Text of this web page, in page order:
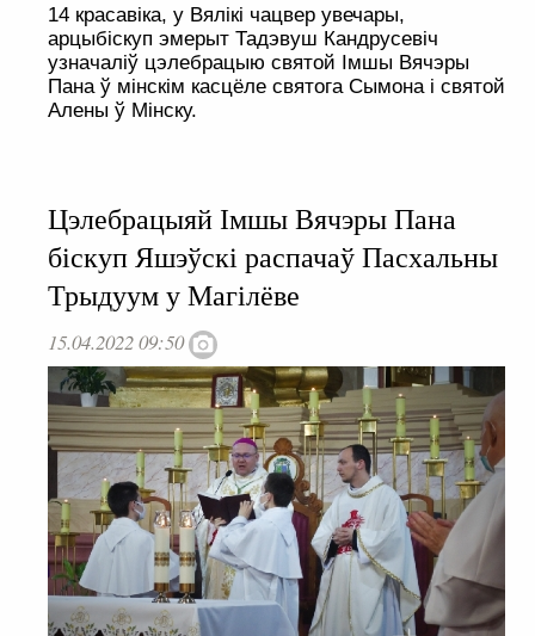
14 красавіка, у Вялікі чацвер увечары,
арцыбіскуп эмерыт Тадэвуш Кандрусевіч
узначаліў цэлебрацыю святой Імшы Вячэры
Пана ў мінскім касцёле святога Сымона і святой
Алены ў Мінску.
Цэлебрацыяй Імшы Вячэры Пана
біскуп Яшэўскі распачаў Пасхальны
Трыдуум у Магілёве
15.04.2022 09:50